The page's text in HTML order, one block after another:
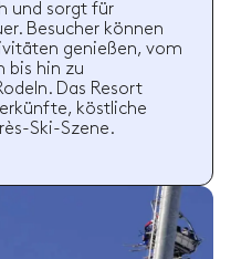
und sorgt für
Besucher können
genießen, vom
bis hin zu
Das Resort
köstliche
Ski-Szene.